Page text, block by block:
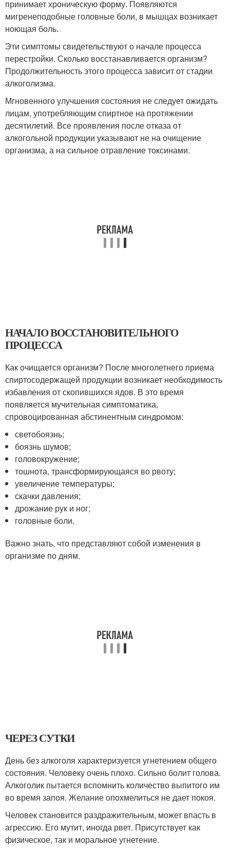
принимает хроническую форму. Появляются
мигренеподобные головные боли, в мышцах возникает
ноющая боль.
Эти симптомы свидетельствуют о начале процесса
перестройки. Сколько восстанавливается организм?
Продолжительность этого процесса зависит от стадии
алкоголизма.
Мгновенного улучшения состояния не следует ожидать
лицам, употребляющим спиртное на протяжении
десятилетий. Все проявления после отказа от
алкогольной продукции указывают не на очищение
организма, а на сильное отравление токсинами.
НАЧАЛО ВОССТАНОВИТЕЛЬНОГО
ПРОЦЕССА
Как очищается организм? После многолетнего приема
спиртосодержащей продукции возникает необходимость
избавления от скопившихся ядов. В это время
появляется мучительная симптоматика,
спровоцированная абстинентным синдромом:
светобоязнь;
боязнь шумов;
головокружение;
тошнота, трансформирующаяся во рвоту;
увеличение температуры;
скачки давления;
дрожание рук и ног;
головные боли.
Важно знать, что представляют собой изменения в
организме по дням.
ЧЕРЕЗ СУТКИ
День без алкоголя характеризуется угнетением общего
состояния. Человеку очень плохо. Сильно болит голова.
Алкоголик пытается вспомнить количество выпитого им
во время запоя. Желание опохмелиться не дает покоя.
Человек становится раздражительным, может впасть в
агрессию. Его мутит, иногда рвет. Присутствует как
физическое, так и моральное угнетение.